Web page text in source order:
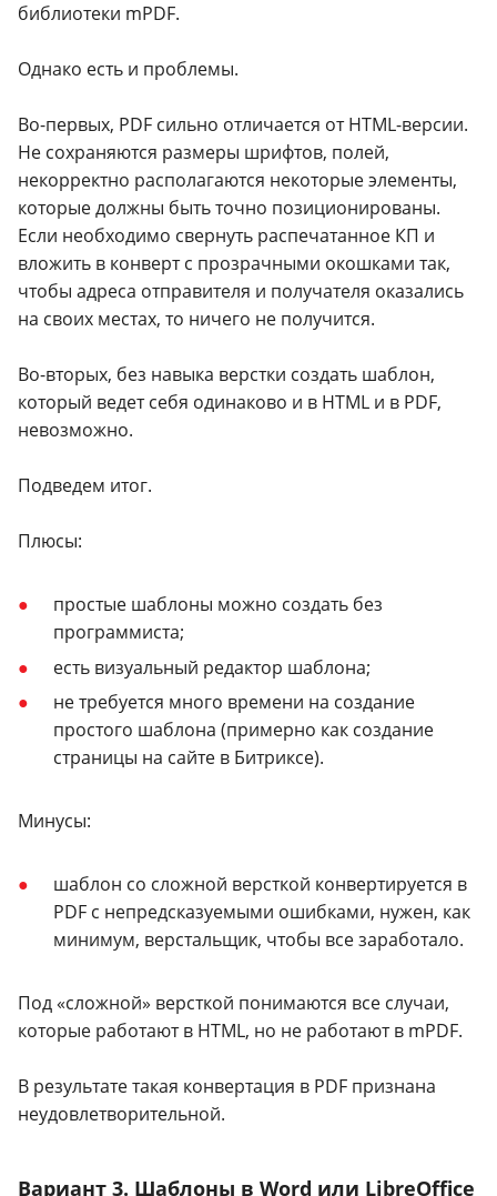
библиотеки mPDF.
Однако есть и проблемы.
Во-первых, PDF сильно отличается от HTML-версии.
Не сохраняются размеры шрифтов, полей,
некорректно располагаются некоторые элементы,
которые должны быть точно позиционированы.
Если необходимо свернуть распечатанное КП и
вложить в конверт с прозрачными окошками так,
чтобы адреса отправителя и получателя оказались
на своих местах, то ничего не получится.
Во-вторых, без навыка верстки создать шаблон,
который ведет себя одинаково и в HTML и в PDF,
невозможно.
Подведем итог.
Плюсы:
простые шаблоны можно создать без
программиста;
есть визуальный редактор шаблона;
не требуется много времени на создание
простого шаблона (примерно как создание
страницы на сайте в Битриксе).
Минусы:
шаблон со сложной версткой конвертируется в
PDF с непредсказуемыми ошибками, нужен, как
минимум, верстальщик, чтобы все заработало.
Под «сложной» версткой понимаются все случаи,
которые работают в HTML, но не работают в mPDF.
В результате такая конвертация в PDF признана
неудовлетворительной.
Вариант 3. Шаблоны в Word или LibreOffice